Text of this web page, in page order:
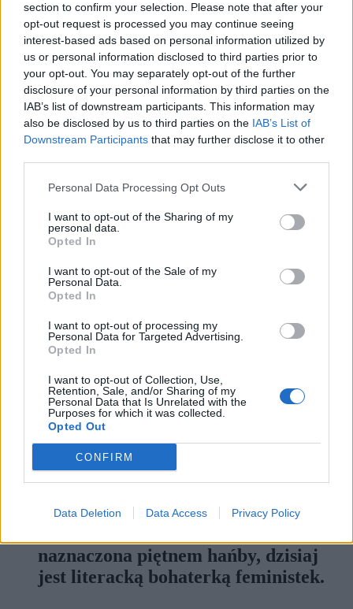
section to confirm your selection. Please note that after your
opt-out request is processed you may continue seeing
interest-based ads based on personal information utilized by
us or personal information disclosed to third parties prior to
your opt-out. You may separately opt-out of the further
disclosure of your personal information by third parties on the
IAB’s list of downstream participants. This information may
also be disclosed by us to third parties on the IAB’s List of
Downstream Participants that may further disclose it to other
Personal Data Processing Opt Outs
I want to opt-out of the Sharing of my
personal data.
Opted In
I want to opt-out of the Sale of my
Personal Data.
Opted In
I want to opt-out of processing my
Personal Data for Targeted Advertising.
Opted In
I want to opt-out of Collection, Use,
Retention, Sale, and/or Sharing of my
Personal Data that Is Unrelated with the
Purposes for which it was collected.
Opted Out
CONFIRM
Data Deletion Data Access Privacy Policy
7
Utrwalił się w historii jako symbol
niezdrowej fascynacji mężczyzny jego
własną matką.
Edyp
Menelaos
Achilles
Z kolei ta postać stała się synonimem
nieokiełznanej, niszczącej zazdrości.
Otello
Jagon
Ryszard III
9
Wykluczona z powodu cudzołóstwa z
naznaczona piętnem hańby, dzisiaj
jest literacką bohaterką feministek.